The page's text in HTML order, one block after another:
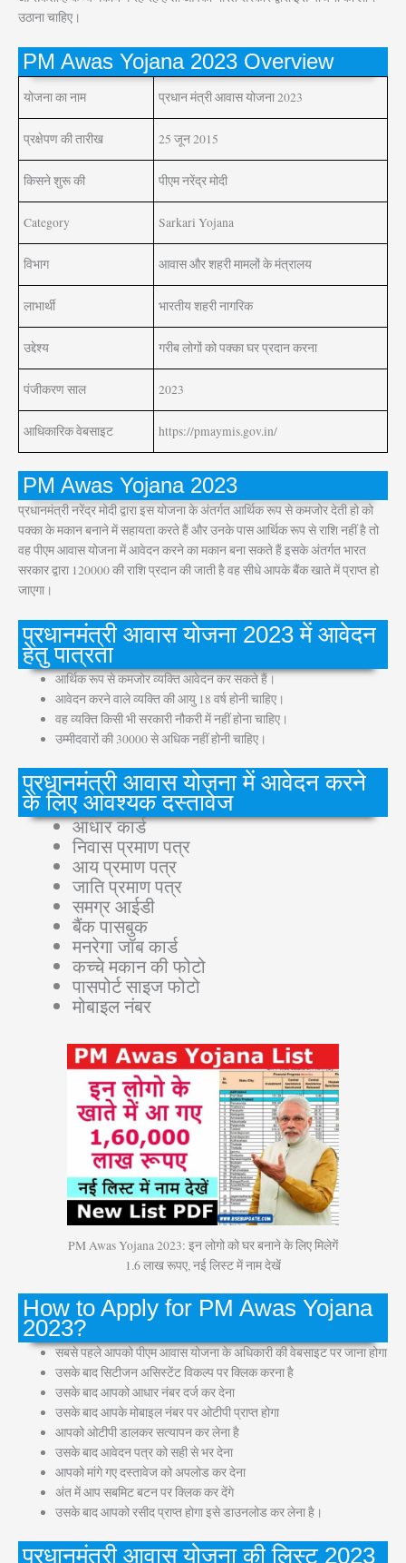
उठाना चाहिए।
PM Awas Yojana 2023 Overview
योजना का नाम प्रधान मंत्री आवास योजना 2023
प्रक्षेपण की तारीख 25 जून 2015
किसने शुरू की पीएम नरेंद्र मोदी
Category Sarkari Yojana
विभाग आवास और शहरी मामलों के मंत्रालय
लाभार्थी भारतीय शहरी नागरिक
उद्देश्य गरीब लोगों को पक्का घर प्रदान करना
पंजीकरण साल 2023
आधिकारिक वेबसाइट https://pmaymis.gov.in/
PM Awas Yojana 2023
प्रधानमंत्री नरेंद्र मोदी द्वारा इस योजना के अंतर्गत आर्थिक रूप से कमजोर देती हो को
पक्का के मकान बनाने में सहायता करते हैं और उनके पास आर्थिक रूप से राशि नहीं है तो
वह पीएम आवास योजना में आवेदन करने का मकान बना सकते हैं इसके अंतर्गत भारत
सरकार द्वारा 120000 की राशि प्रदान की जाती है वह सीधे आपके बैंक खाते में प्राप्त हो
जाएगा।
प्रधानमंत्री आवास योजना 2023 में आवेदन
हेतु पात्रता
आर्थिक रूप से कमजोर व्यक्ति आवेदन कर सकते हैं।
आवेदन करने वाले व्यक्ति की आयु 18 वर्ष होनी चाहिए।
वह व्यक्ति किसी भी सरकारी नौकरी में नहीं होना चाहिए।
उम्मीदवारों की 30000 से अधिक नहीं होनी चाहिए।
प्रधानमंत्री आवास योजना में आवेदन करने
के लिए आवश्यक दस्तावेज
आधार कार्ड
निवास प्रमाण पत्र
आय प्रमाण पत्र
जाति प्रमाण पत्र
समग्र आईडी
बैंक पासबुक
मनरेगा जॉब कार्ड
कच्चे मकान की फोटो
पासपोर्ट साइज फोटो
मोबाइल नंबर
PM Awas Yojana 2023: इन लोगो को घर बनाने के लिए मिलेगें
1.6 लाख रूपए, नई लिस्ट में नाम देखें
How to Apply for PM Awas Yojana
2023?
सबसे पहले आपको पीएम आवास योजना के अधिकारी की वेबसाइट पर जाना होगा
उसके बाद सिटीजन असिस्टेंट विकल्प पर क्लिक करना है
उसके बाद आपको आधार नंबर दर्ज कर देना
उसके बाद आपके मोबाइल नंबर पर ओटीपी प्राप्त होगा
आपको ओटीपी डालकर सत्यापन कर लेना है
उसके बाद आवेदन पत्र को सही से भर देना
आपको मांगे गए दस्तावेज को अपलोड कर देना
अंत में आप सबमिट बटन पर क्लिक कर देंगे
उसके बाद आपको रसीद प्राप्त होगा इसे डाउनलोड कर लेना है।
प्रधानमंत्री आवास योजना की लिस्ट 2023